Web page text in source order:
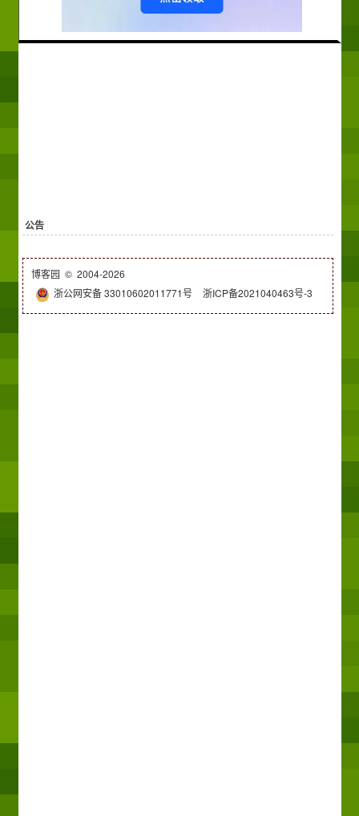
公告
博客园 © 2004-2026
浙公网安备 33010602011771号
浙ICP备2021040463号-3